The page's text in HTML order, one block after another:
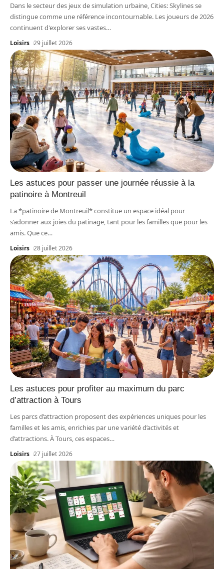
Dans le secteur des jeux de simulation urbaine, Cities: Skylines se
distingue comme une référence incontournable. Les joueurs de 2026
continuent d'explorer ses vastes…
Loisirs 29 juillet 2026
Les astuces pour passer une journée réussie à la
patinoire à Montreuil
La *patinoire de Montreuil* constitue un espace idéal pour
s’adonner aux joies du patinage, tant pour les familles que pour les
amis. Que ce…
Loisirs 28 juillet 2026
Les astuces pour profiter au maximum du parc
d’attraction à Tours
Les parcs d’attraction proposent des expériences uniques pour les
familles et les amis, enrichies par une variété d’activités et
d’attractions. À Tours, ces espaces…
Loisirs 27 juillet 2026